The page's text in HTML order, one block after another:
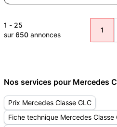
1 - 25
sur 650 annonces
1
Nos services pour Mercedes
Prix Mercedes Classe GLC
Fiche technique Mercedes Classe